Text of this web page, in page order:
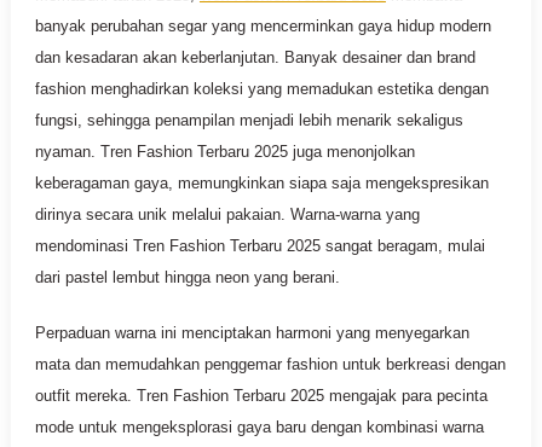
banyak perubahan segar yang mencerminkan gaya hidup modern
dan kesadaran akan keberlanjutan. Banyak desainer dan brand
fashion menghadirkan koleksi yang memadukan estetika dengan
fungsi, sehingga penampilan menjadi lebih menarik sekaligus
nyaman. Tren Fashion Terbaru 2025 juga menonjolkan
keberagaman gaya, memungkinkan siapa saja mengekspresikan
dirinya secara unik melalui pakaian. Warna-warna yang
mendominasi Tren Fashion Terbaru 2025 sangat beragam, mulai
dari pastel lembut hingga neon yang berani.
Perpaduan warna ini menciptakan harmoni yang menyegarkan
mata dan memudahkan penggemar fashion untuk berkreasi dengan
outfit mereka. Tren Fashion Terbaru 2025 mengajak para pecinta
mode untuk mengeksplorasi gaya baru dengan kombinasi warna